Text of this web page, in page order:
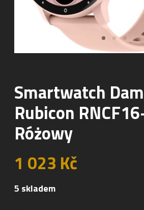
Smartwatch
Rubicon
Różowy
1 023 Kč
5 skladem